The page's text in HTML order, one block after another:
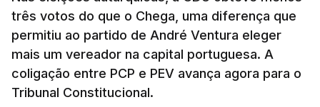
três votos do que o Chega, uma diferença que
permitiu ao partido de André Ventura eleger
mais um vereador na capital portuguesa. A
coligação entre PCP e PEV avança agora para o
Tribunal Constitucional.